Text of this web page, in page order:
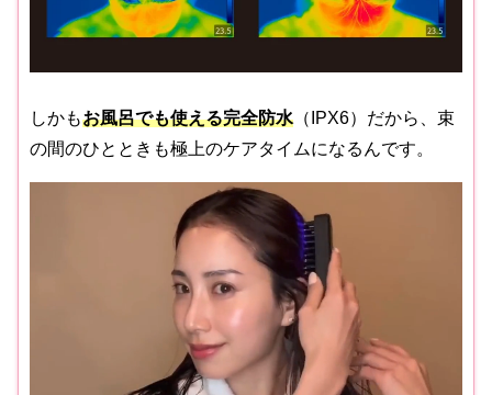
しかもお風呂でも使える完全防水（IPX6）だから、束
の間のひとときも極上のケアタイムになるんです。